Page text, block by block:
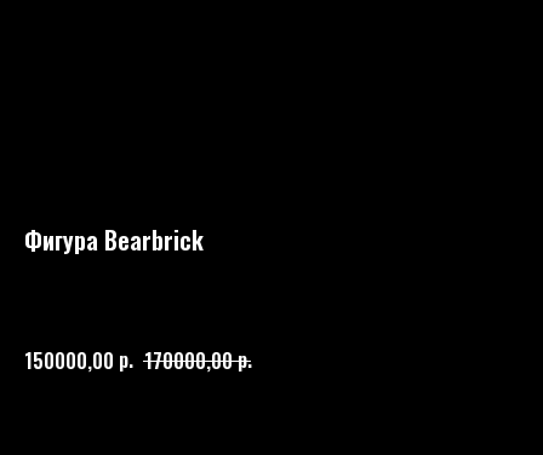
Фигура Bearbrick
150000,00 р. 170000,00р.